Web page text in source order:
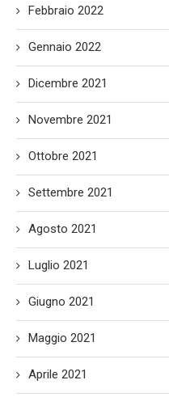
Febbraio 2022
Gennaio 2022
Dicembre 2021
Novembre 2021
Ottobre 2021
Settembre 2021
Agosto 2021
Luglio 2021
Giugno 2021
Maggio 2021
Aprile 2021